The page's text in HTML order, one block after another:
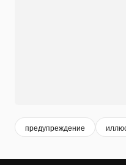
предупреждение